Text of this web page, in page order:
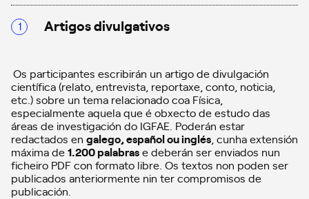
Artigos divulgativos
Os participantes escribirán un artigo de divulgación
científica (relato, entrevista, reportaxe, conto, noticia,
etc.) sobre un tema relacionado coa Física,
especialmente aquela que é obxecto de estudo das
áreas de investigación do IGFAE. Poderán estar
redactados en galego, español ou inglés , cunha extensión
máxima de1.200 palabrase deberán ser enviados nun
ficheiro PDF con formato libre. Os textos non poden ser
publicados anteriormente nin ter compromisos de
publicación.